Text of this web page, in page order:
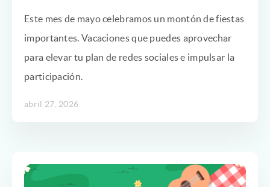
Este mes de mayo celebramos un montón de fiestas
importantes. Vacaciones que puedes aprovechar
para elevar tu plan de redes sociales e impulsar la
participación.
abril 27, 2026